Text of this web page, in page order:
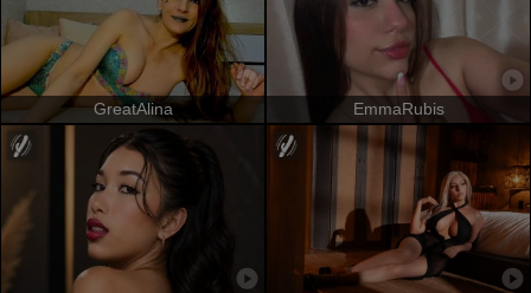
GreatAlina EmmaRubis